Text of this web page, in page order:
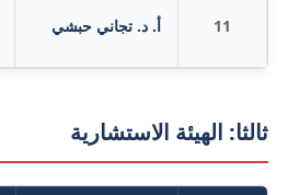
11 أ. د. تجاني حبشي
ثالثا: الهيئة الاستشارية